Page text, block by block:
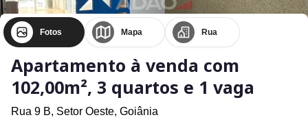
Fotos Mapa Rua
Apartamento à venda com
102,00m², 3 quartos e 1 vaga
Rua 9 B, Setor Oeste, Goiânia